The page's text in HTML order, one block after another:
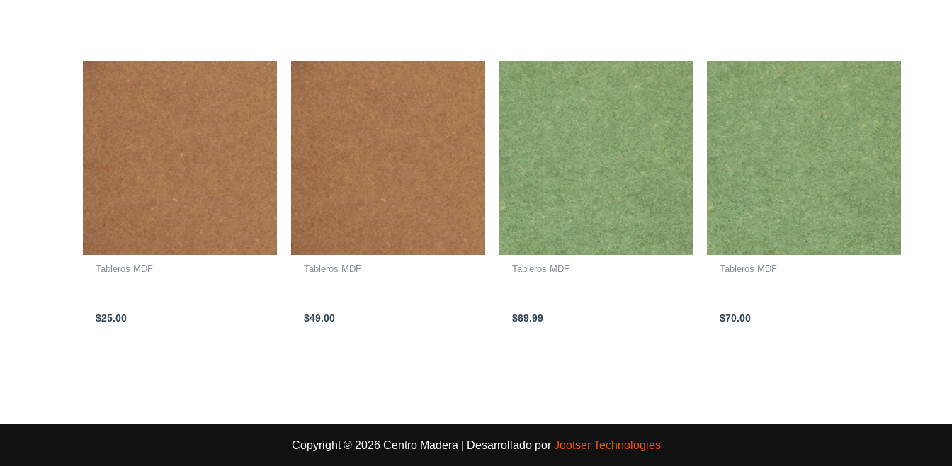
Tableros MDF
$25.00
Tableros MDF
$49.00
Tableros MDF
$69.99
Tableros MDF
$70.00
Copyright © 2026 Centro Madera | Desarrollado por Jootser Technologies